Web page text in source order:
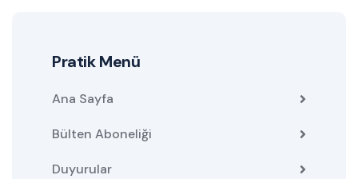
Pratik Menü
Ana Sayfa
Bülten Aboneliği
Duyurular